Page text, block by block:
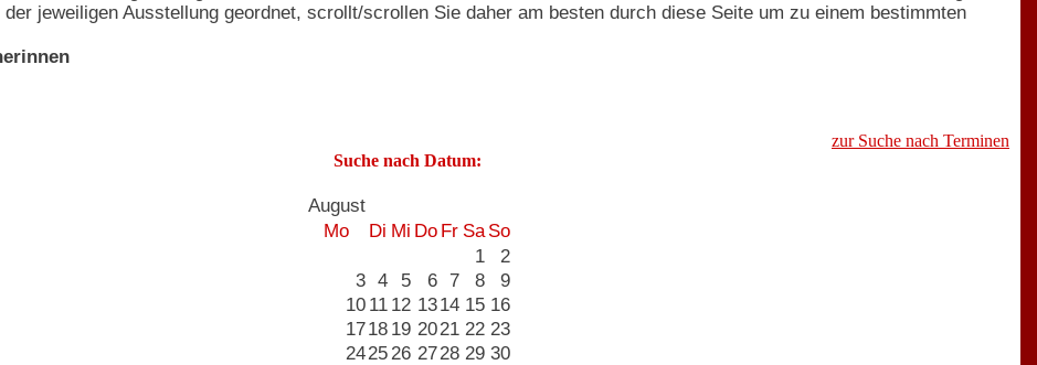
der jeweiligen Ausstellung geordnet, scrollt/scrollen Sie daher am besten durch diese Seite um zu einem bestimmten
zur Suche nach Terminen
Suche nach Datum:
August
Mo
Di Mi Do Fr Sa So
1
2
3 4 5 6 7 8
9
10 11 12 1314 15 16
1718 19 2021 22 23
2425 26 2728 29 30